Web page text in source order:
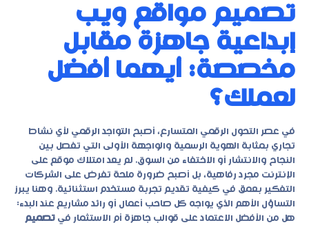
تصميم مواقع ويب
إبداعية جاهزة مقابل
مخصصة: أيهما أفضل
لعملك؟
في عصر التحول الرقمي المتسارع، أصبح التواجد الرقمي لأي نشاط
تجاري بمثابة الهوية الرسمية والواجهة الأولى التي تفصل بين
النجاح والانتشار أو الاختفاء من السوق. لم يعد امتلاك موقع على
الإنترنت مجرد رفاهية، بل أصبح ضرورة ملحة تفرض على الشركات
التفكير بعمق في كيفية تقديم تجربة مستخدم استثنائية. وهنا يبرز
التساؤل الأهم الذي يواجه كل صاحب أعمال أو رائد مشاريع عند البدء:
هل من الأفضل الاعتماد على قوالب جاهزة أم الاستثمار في تصميم